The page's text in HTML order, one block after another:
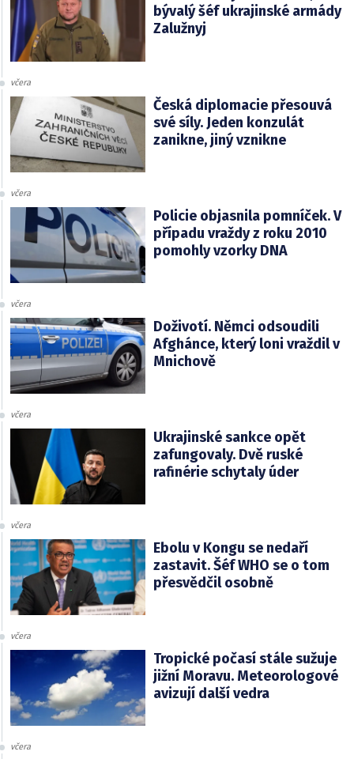
bývalý šéf ukrajinské armády
Zalužnyj
včera
Česká diplomacie přesouvá
své síly. Jeden konzulát
zanikne, jiný vznikne
včera
Policie objasnila pomníček. V
případu vraždy z roku 2010
pomohly vzorky DNA
včera
Doživotí. Němci odsoudili
Afghánce, který loni vraždil v
Mnichově
včera
Ukrajinské sankce opět
zafungovaly. Dvě ruské
rafinérie schytaly úder
včera
Ebolu v Kongu se nedaří
zastavit. Šéf WHO se o tom
přesvědčil osobně
včera
Tropické počasí stále sužuje
jižní Moravu. Meteorologové
avizují další vedra
včera